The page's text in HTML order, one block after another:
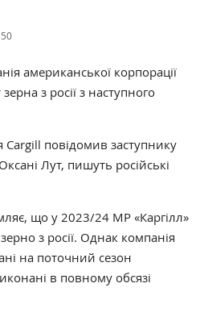
американської корпорації
з росії з наступного
Cargill повідомив заступнику
Лут, пишуть російські
що у 2023/24 МР «Каргілл»
з росії. Однак компанія
на поточний сезон
в повному обсязі